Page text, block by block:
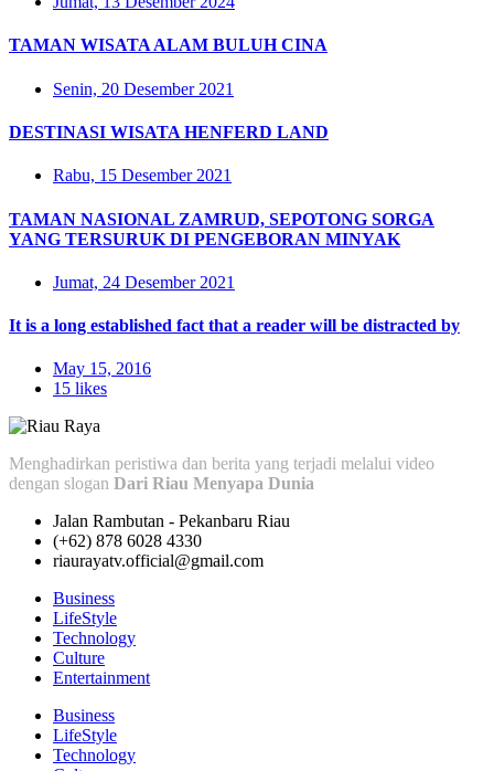
TAMAN WISATA ALAM BULUH CINA
Senin, 20 Desember 2021
DESTINASI WISATA HENFERD LAND
Rabu, 15 Desember 2021
TAMAN NASIONAL ZAMRUD, SEPOTONG SORGA
YANG TERSURUK DI PENGEBORAN MINYAK
Jumat, 24 Desember 2021
It is a long established fact that a reader will be distracted by
May 15, 2016
15 likes
Menghadirkan peristiwa dan berita yang terjadi melalui video
dengan slogan Dari Riau Menyapa Dunia
Jalan Rambutan - Pekanbaru Riau
(+62) 878 6028 4330
riaurayatv.official@gmail.com
Business
LifeStyle
Technology
Culture
Entertainment
Business
LifeStyle
Technology